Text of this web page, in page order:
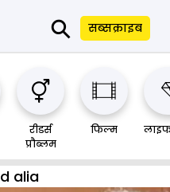
⚲ सब्सक्राइब
रीडर्स
प्रौब्लम
फिल्म
alia